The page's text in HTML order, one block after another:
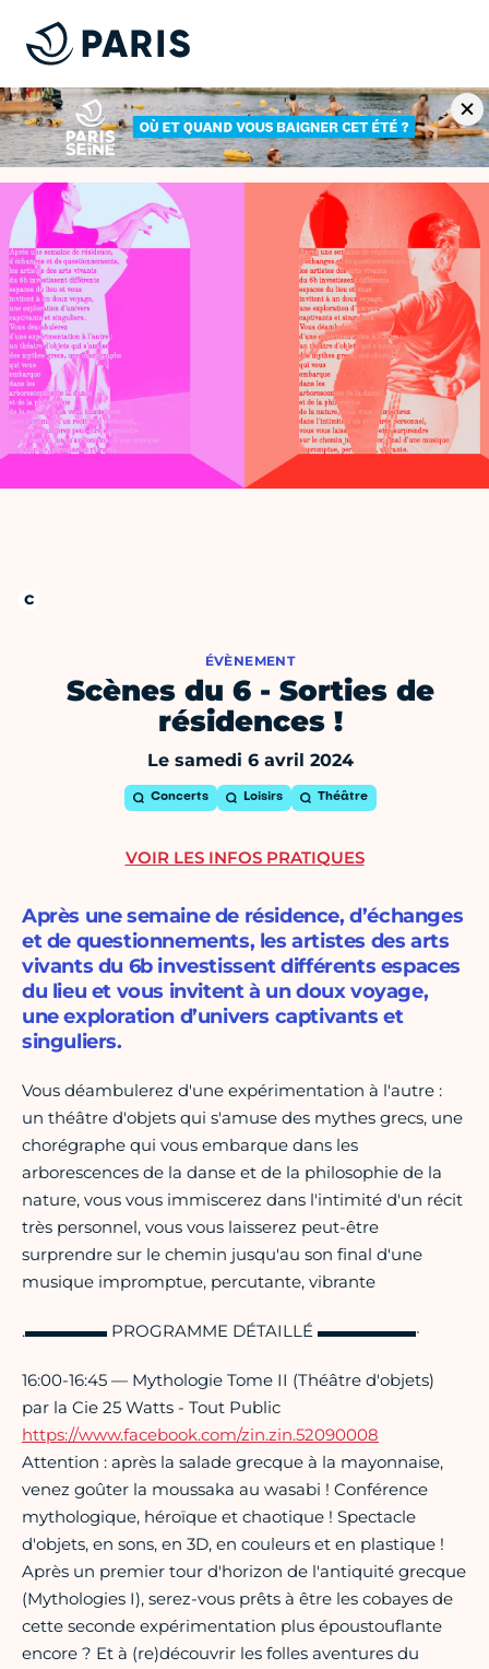
ÉVÈNEMENT
Scènes du 6 - Sorties de
résidences !
Le samedi 6 avril 2024
Concerts Loisirs Théâtre
Après une semaine de résidence, d’échanges
et de questionnements, les artistes des arts
vivants du 6b investissent différents espaces
du lieu et vous invitent à un doux voyage,
une exploration d’univers captivants et
singuliers.
Vous déambulerez d'une expérimentation à l'autre :
un théâtre d'objets qui s'amuse des mythes grecs, une
chorégraphe qui vous embarque dans les
arborescences de la danse et de la philosophie de la
nature, vous vous immiscerez dans l'intimité d'un récit
très personnel, vous vous laisserez peut-être
surprendre sur le chemin jusqu'au son final d'une
musique impromptue, percutante, vibrante
.▬▬▬▬▬ PROGRAMME DÉTAILLÉ ▬▬▬▬▬▬·
16:00-16:45 — Mythologie Tome II (Théâtre d'objets)
par la Cie 25 Watts - Tout Public
https://www.facebook.com/zin.zin.52090008
Attention : après la salade grecque à la mayonnaise,
venez goûter la moussaka au wasabi ! Conférence
mythologique, héroïque et chaotique ! Spectacle
d'objets, en sons, en 3D, en couleurs et en plastique !
Après un premier tour d'horizon de l'antiquité grecque
(Mythologies I), serez-vous prêts à être les cobayes de
cette seconde expérimentation plus époustouflante
encore ? Et à (re)découvrir les folles aventures du
VOIR LES INFOS PRATIQUES